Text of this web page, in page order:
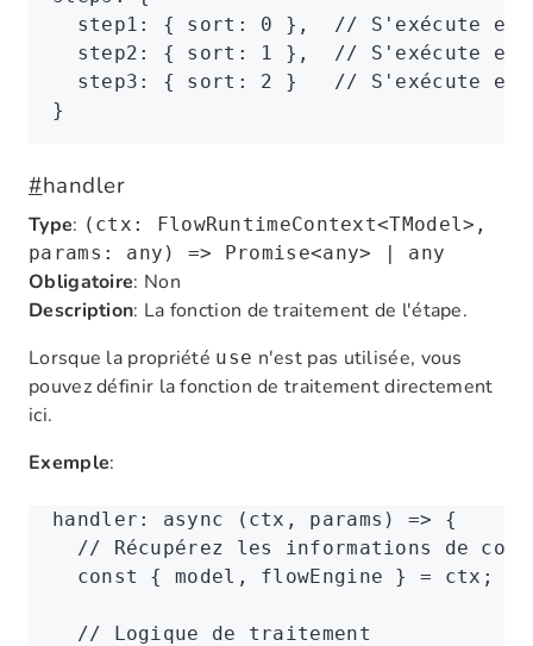
  step1
: { sort : 0 } ,
// S'exécute en
  step2
: { sort : 1 } ,
// S'exécute
  step3
: { sort : 2 } // S'exécute en
}
#handler
Type: (ctx: FlowRuntimeContext<TModel>,
params: any) => Promise<any> | any
Obligatoire: Non
Description: La fonction de traitement de l'étape.
Lorsque la propriété use n'est pas utilisée, vous
pouvez définir la fonction de traitement directement
ici.
Exemple:
handler : async (ctx , params) => {
// Récupérez les informations de
  const
{ model , flowEngine } = ctx;
  // Logique de traitement